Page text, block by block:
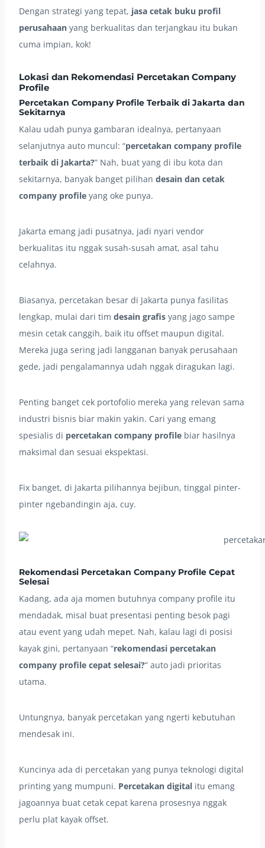
Dengan strategi yang tepat, jasa cetak buku profil
perusahaan yang berkualitas dan terjangkau itu bukan
cuma impian, kok!
Lokasi dan Rekomendasi Percetakan Company
Profile
Percetakan Company Profile Terbaik di Jakarta dan
Sekitarnya
Kalau udah punya gambaran idealnya, pertanyaan
selanjutnya auto muncul: “percetakan company profile
terbaik di Jakarta?” Nah, buat yang di ibu kota dan
sekitarnya, banyak banget pilihan desain dan cetak
company profile yang oke punya.
Jakarta emang jadi pusatnya, jadi nyari vendor
berkualitas itu nggak susah-susah amat, asal tahu
celahnya.
Biasanya, percetakan besar di Jakarta punya fasilitas
lengkap, mulai dari tim desain grafis yang jago sampe
mesin cetak canggih, baik itu offset maupun digital.
Mereka juga sering jadi langganan banyak perusahaan
gede, jadi pengalamannya udah nggak diragukan lagi.
Penting banget cek portofolio mereka yang relevan sama
industri bisnis biar makin yakin. Cari yang emang
spesialis di percetakan company profile biar hasilnya
maksimal dan sesuai ekspektasi.
Fix banget, di Jakarta pilihannya bejibun, tinggal pinter-
pinter ngebandingin aja, cuy.
Rekomendasi Percetakan Company Profile Cepat
Selesai
Kadang, ada aja momen butuhnya company profile itu
mendadak, misal buat presentasi penting besok pagi
atau event yang udah mepet. Nah, kalau lagi di posisi
kayak gini, pertanyaan “rekomendasi percetakan
company profile cepat selesai?” auto jadi prioritas
utama.
Untungnya, banyak percetakan yang ngerti kebutuhan
mendesak ini.
Kuncinya ada di percetakan yang punya teknologi digital
printing yang mumpuni. Percetakan digital itu emang
jagoannya buat cetak cepat karena prosesnya nggak
perlu plat kayak offset.